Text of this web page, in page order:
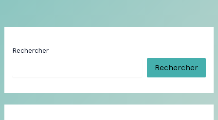
Rechercher
Rechercher